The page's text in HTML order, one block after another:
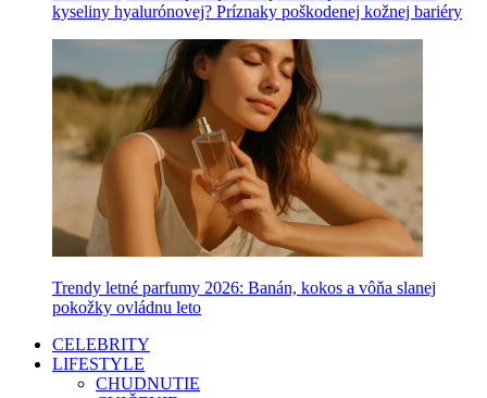
kyseliny hyalurónovej? Príznaky poškodenej kožnej bariéry
Trendy letné parfumy 2026: Banán, kokos a vôňa slanej
pokožky ovládnu leto
CELEBRITY
LIFESTYLE
CHUDNUTIE